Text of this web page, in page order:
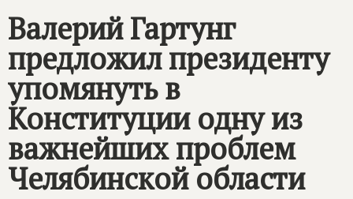
Контакты
Валерий Гартунг
предложил президенту
упомянуть в
Конституции одну из
важнейших проблем
Челябинской области